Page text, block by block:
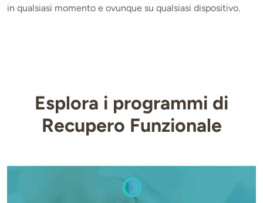
in qualsiasi momento e ovunque su qualsiasi dispositivo.
Esplora i programmi di
Recupero Funzionale